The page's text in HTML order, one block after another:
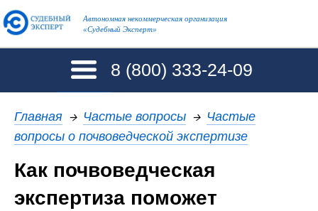
Автономная некоммерческая организация
«Судебный Эксперт»
8 (800) 333-24-09
Главная → Частые вопросы → Частые
вопросы о почвоведческой экспертизе
Как почвоведческая
экспертиза поможет